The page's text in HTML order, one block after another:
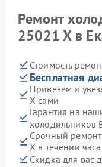
Ремонт
25021 X в
Стоимость
Бесплатная
Привезем и
X сами
Гарантия на
холодильников
Срочный
X в течении часа
Скидка для вас